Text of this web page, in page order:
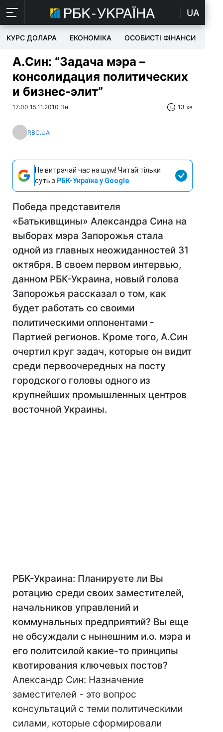
UA
КУРС ДОЛАРА ЕКОНОМІКА ОСОБИСТІ ФІНАНСИ
А.Син: “Задача мэра –
консолидация политических
и бизнес-элит”
17:00 15.11.2010 Пн 13 хв
RBC.UA
Не витрачай час на шум! Читай тільки
суть з РБК-Україна у Google
Победа представителя
«Батькивщины» Александра Сина на
выборах мэра Запорожья стала
одной из главных неожиданностей 31
октября. В своем первом интервью,
данном РБК-Украина, новый голова
Запорожья рассказал о том, как
будет работать со своими
политическими оппонентами -
Партией регионов. Кроме того, А.Син
очертил круг задач, которые он видит
среди первоочередных на посту
городского головы одного из
крупнейших промышленных центров
восточной Украины.
РБК-Украина: Планируете ли Вы
ротацию среди своих заместителей,
начальников управлений и
коммунальных предприятий? Вы еще
не обсуждали с нынешним и.о. мэра и
его политсилой какие-то принципы
квотирования ключевых постов?
Александр Син: Назначение
заместителей - это вопрос
консультаций с теми политическими
силами, которые сформировали